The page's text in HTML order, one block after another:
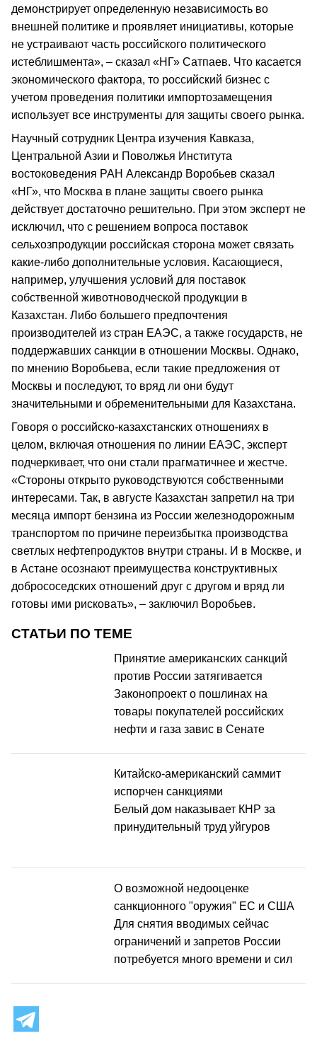
демонстрирует определенную независимость во
внешней политике и проявляет инициативы, которые
не устраивают часть российского политического
истеблишмента», – сказал «НГ» Сатпаев. Что касается
экономического фактора, то российский бизнес с
учетом проведения политики импортозамещения
использует все инструменты для защиты своего рынка.
Научный сотрудник Центра изучения Кавказа,
Центральной Азии и Поволжья Института
востоковедения РАН Александр Воробьев сказал
«НГ», что Москва в плане защиты своего рынка
действует достаточно решительно. При этом эксперт не
исключил, что с решением вопроса поставок
сельхозпродукции российская сторона может связать
какие-либо дополнительные условия. Касающиеся,
например, улучшения условий для поставок
собственной животноводческой продукции в
Казахстан. Либо большего предпочтения
производителей из стран ЕАЭС, а также государств, не
поддержавших санкции в отношении Москвы. Однако,
по мнению Воробьева, если такие предложения от
Москвы и последуют, то вряд ли они будут
значительными и обременительными для Казахстана.
Говоря о российско-казахстанских отношениях в
целом, включая отношения по линии ЕАЭС, эксперт
подчеркивает, что они стали прагматичнее и жестче.
«Стороны открыто руководствуются собственными
интересами. Так, в августе Казахстан запретил на три
месяца импорт бензина из России железнодорожным
транспортом по причине переизбытка производства
светлых нефтепродуктов внутри страны. И в Москве, и
в Астане осознают преимущества конструктивных
добрососедских отношений друг с другом и вряд ли
готовы ими рисковать», – заключил Воробьев.
СТАТЬИ ПО ТЕМЕ
Принятие американских санкций
против России затягивается
Законопроект о пошлинах на
товары покупателей российских
нефти и газа завис в Сенате
Китайско-американский саммит
испорчен санкциями
Белый дом наказывает КНР за
принудительный труд уйгуров
О возможной недооценке
санкционного "оружия" ЕС и США
Для снятия вводимых сейчас
ограничений и запретов России
потребуется много времени и сил